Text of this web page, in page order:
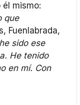
mismo:
que
Fuenlabrada,
sido ese
He tenido
en mí. Con